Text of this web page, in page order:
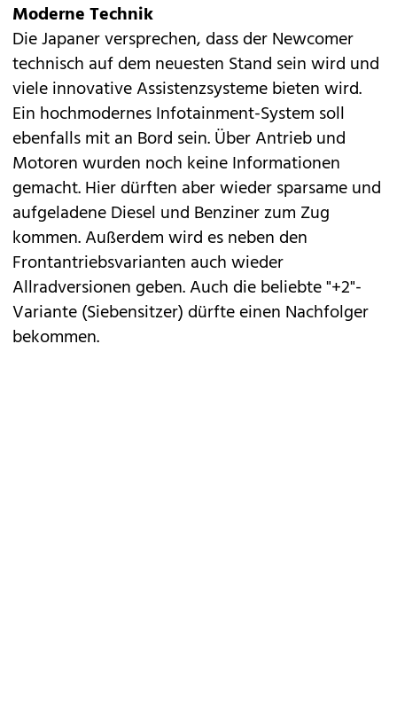
Moderne Technik
Die Japaner versprechen, dass der Newcomer
technisch auf dem neuesten Stand sein wird und
viele innovative Assistenzsysteme bieten wird.
Ein hochmodernes Infotainment-System soll
ebenfalls mit an Bord sein. Über Antrieb und
Motoren wurden noch keine Informationen
gemacht. Hier dürften aber wieder sparsame und
aufgeladene Diesel und Benziner zum Zug
kommen. Außerdem wird es neben den
Frontantriebsvarianten auch wieder
Allradversionen geben. Auch die beliebte "+2"-
Variante (Siebensitzer) dürfte einen Nachfolger
bekommen.